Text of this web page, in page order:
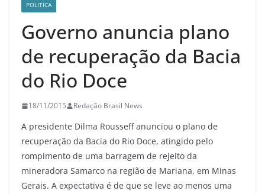
POLITICA
Governo anuncia plano
de recuperação da Bacia
do Rio Doce
18/11/2015 Redação Brasil News
A presidente Dilma Rousseff anunciou o plano de
recuperação da Bacia do Rio Doce, atingido pelo
rompimento de uma barragem de rejeito da
mineradora Samarco na região de Mariana, em Minas
Gerais. A expectativa é de que se leve ao menos uma